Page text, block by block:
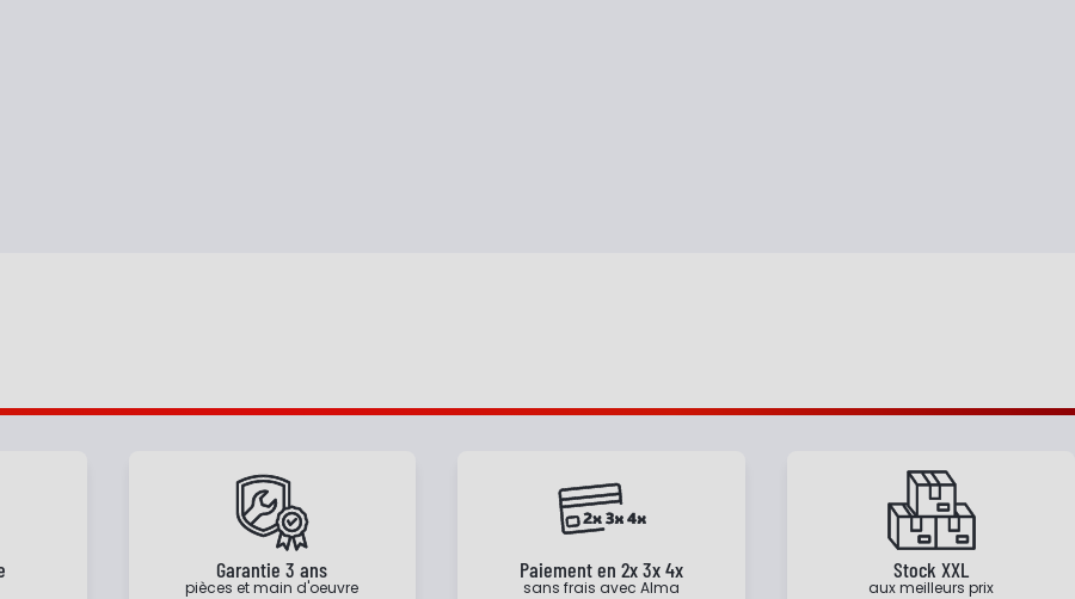
Garantie 3 ans
pièces et main d'oeuvre
Paiement en 2x 3x 4x
sans frais avec Alma
Stock XXL
aux meilleurs prix